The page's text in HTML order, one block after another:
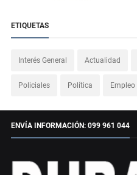
ETIQUETAS
Interés General Actualidad
Policiales Política Empleo
ENVÍA INFORMACIÓN: 099 961 044